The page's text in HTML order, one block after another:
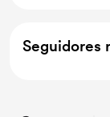
Seguidores